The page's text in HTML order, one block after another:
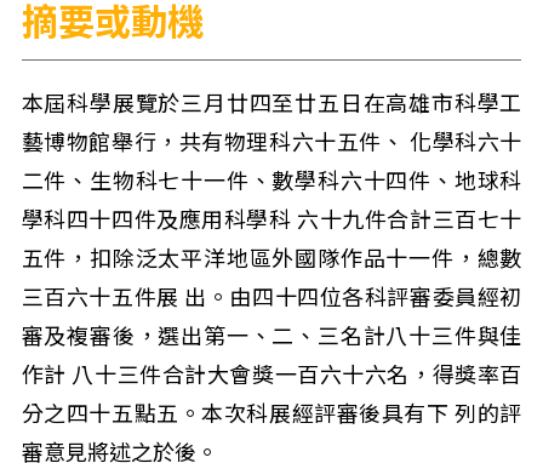
摘要或動機
本屆科學展覽於三月廿四至廿五日在高雄市科學工
藝博物館舉行，共有物理科六十五件、 化學科六十
二件、生物科七十一件、數學科六十四件、地球科
學科四十四件及應用科學科 六十九件合計三百七十
五件，扣除泛太平洋地區外國隊作品十一件，總數
三百六十五件展 出。由四十四位各科評審委員經初
審及複審後，選出第一、二、三名計八十三件與佳
作計 八十三件合計大會獎一百六十六名，得獎率百
分之四十五點五。本次科展經評審後具有下 列的評
審意見將述之於後。